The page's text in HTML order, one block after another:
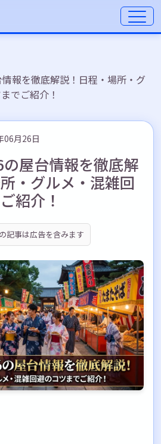
報を徹底解説！日程・場所・グ
でご紹介！
06月26日
屋台情報を徹底解
・グルメ・混雑回
紹介！
記事は広告を含みます